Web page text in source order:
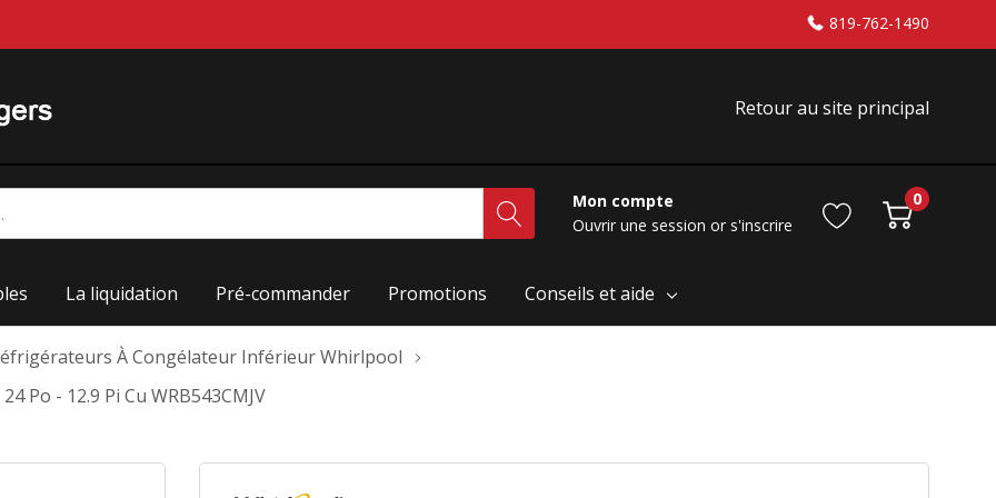
819-762-1490
Retour au site principal
Mon compte
Ouvrir une session or s'inscrire
0
La liquidation Pré-commander Promotions Conseils et aide
À Congélateur Inférieur Whirlpool
- 12.9 Pi Cu WRB543CMJV